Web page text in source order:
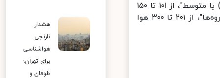
تقسیم‌بندی از عدد صفر تا ۵۰ هوا "پاک"، از ۵۱ تا ۱۰۰ هوا "قابل قبول(سالم) یا متوسط"، از ۱۰۱ تا ۱۵۰
هوا "ناسالم برای گروه‌های حساس"، از ۱۵۱ تا ۲۰۰ هوا "ناسالم برای همه گروه‌ها"، از ۲۰۱ تا ۳۰۰ هوا
هشدار
نارنجی
هواشناسی
برای تهران؛
طوفان و